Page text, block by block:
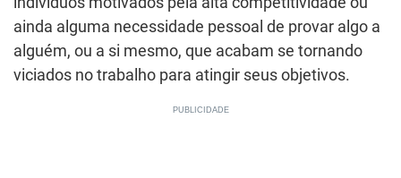
ainda alguma necessidade pessoal de provar algo a
alguém, ou a si mesmo, que acabam se tornando
viciados no trabalho para atingir seus objetivos.